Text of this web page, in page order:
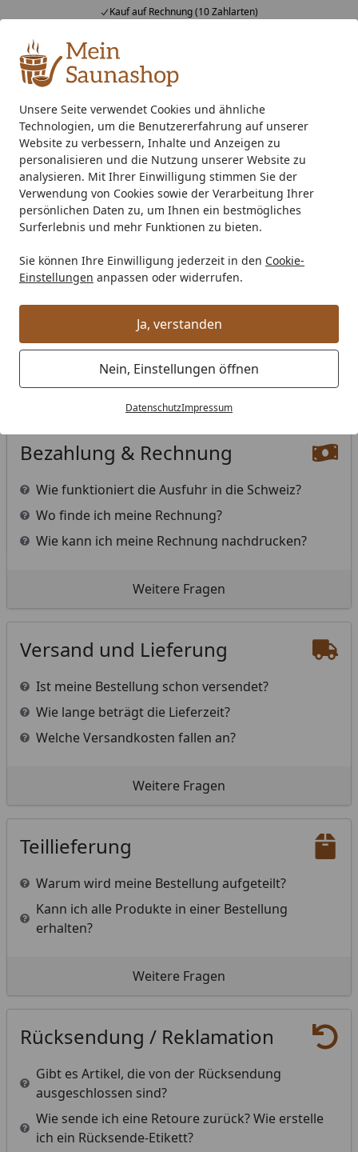
Unsere Seite verwendet Cookies und ähnliche
Technologien, um die Benutzererfahrung auf unserer
Website zu verbessern, Inhalte und Anzeigen zu
personalisieren und die Nutzung unserer Website zu
analysieren. Mit Ihrer Einwilligung stimmen Sie der
Verwendung von Cookies sowie der Verarbeitung Ihrer
persönlichen Daten zu, um Ihnen ein bestmögliches
Surferlebnis und mehr Funktionen zu bieten.
Sie können Ihre Einwilligung jederzeit in den Cookie-
Einstellungen anpassen oder widerrufen.
Ja, verstanden
Nein, Einstellungen öffnen
DatenschutzImpressum
Kauf auf Rechnung (10 Zahlarten)
Alle Produkte
Mein Konto
Suchen
Startseite
Häufige Fragen und Antworten
Hier finden Sie Antworten auf alle
Ihre Fragen - nach Themen sortiert
Bestellung
Wo erfahre ich mehr zu meiner Bestellung?
Wie kann ich meine Bestellung verfolgen?
Weitere Fragen
Bezahlung & Rechnung
Wie funktioniert die Ausfuhr in die Schweiz?
Wo finde ich meine Rechnung?
Wie kann ich meine Rechnung nachdrucken?
Weitere Fragen
Versand und Lieferung
Ist meine Bestellung schon versendet?
Wie lange beträgt die Lieferzeit?
Welche Versandkosten fallen an?
Weitere Fragen
Teillieferung
Warum wird meine Bestellung aufgeteilt?
Kann ich alle Produkte in einer Bestellung
erhalten?
Weitere Fragen
Rücksendung / Reklamation
Gibt es Artikel, die von der Rücksendung
ausgeschlossen sind?
Wie sende ich eine Retoure zurück? Wie erstelle
ich ein Rücksende-Etikett?